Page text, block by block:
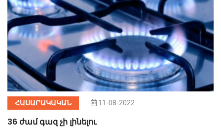
ՀԱՍԱՐԱԿԱԿԱՆ 11-08-2022
36 ժամ գազ չի լինելու